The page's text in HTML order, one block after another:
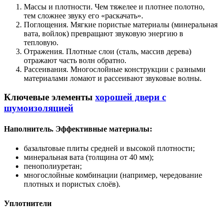
Массы и плотности. Чем тяжелее и плотнее полотно,
тем сложнее звуку его «раскачать».
Поглощения. Мягкие пористые материалы (минеральная
вата, войлок) превращают звуковую энергию в
тепловую.
Отражения. Плотные слои (сталь, массив дерева)
отражают часть волн обратно.
Рассеивания. Многослойные конструкции с разными
материалами ломают и рассеивают звуковые волны.
Ключевые элементы хорошей двери с
шумоизоляцией
Наполнитель. Эффективные материалы:
базальтовые плиты средней и высокой плотности;
минеральная вата (толщина от 40 мм);
пенополиуретан;
многослойные комбинации (например, чередование
плотных и пористых слоёв).
Уплотнители